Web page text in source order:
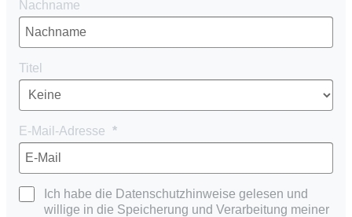
Nachname
Titel
E-Mail-Adresse
Ich habe die Datenschutzhinweise gelesen und
willige in die Speicherung und Verarbeitung meiner